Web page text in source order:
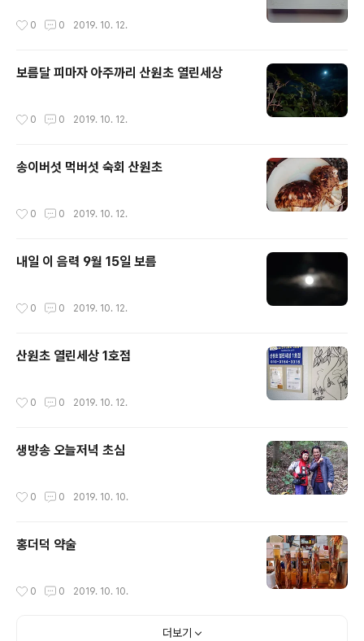
0 0 2019. 10. 12.
보름달 피마자 아주까리 산원초 열린세상
0 0 2019. 10. 12.
송이버섯 먹버섯 숙회 산원초
0 0 2019. 10. 12.
내일 이 음력 9월 15일 보름
0 0 2019. 10. 12.
산원초 열린세상 1호점
0 0 2019. 10. 12.
생방송 오늘저녁 초심
0 0 2019. 10. 10.
홍더덕 약술
0 0 2019. 10. 10.
더보기